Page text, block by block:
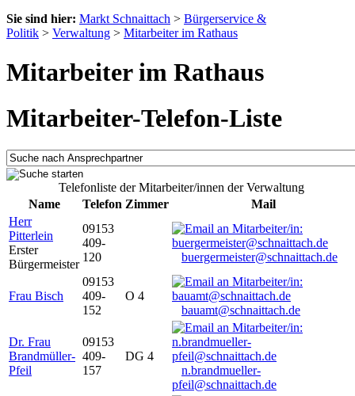
Sie sind hier: Markt Schnaittach > Bürgerservice &
Politik > Verwaltung > Mitarbeiter im Rathaus
Mitarbeiter im Rathaus
Mitarbeiter-Telefon-Liste
Telefonliste der Mitarbeiter/innen der Verwaltung
Name
Telefon Zimmer
Mail
Herr
Pitterlein
Erster
Bürgermeister
09153
409-
120
buergermeister@schnaittach.de
Frau Bisch
09153
409-
152
O 4
bauamt@schnaittach.de
Dr. Frau
Brandmüller-
Pfeil
09153
409-
157
DG 4
n.brandmueller-
pfeil@schnaittach.de